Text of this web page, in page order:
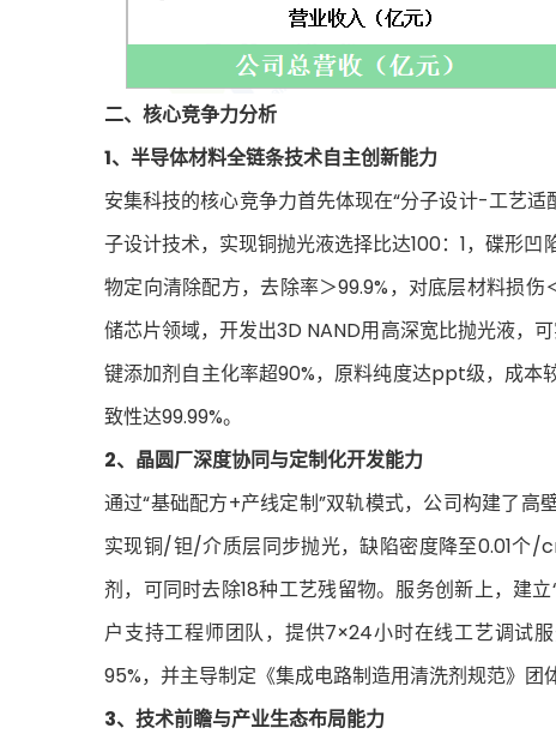
二、核心竞争力分析
1、半导体材料全链条技术自主创新能力
安集科技的核心竞争力首先体现在“分子设计-工艺
子设计技术，实现铜抛光液选择比达100：1，碟形
物定向清除配方，去除率＞99.9%，对底层材料损
储芯片领域，开发出3D NAND用高深宽比抛光液，
键添加剂自主化率超90%，原料纯度达ppt级，成本
致性达99.99%。
2、晶圆厂深度协同与定制化开发能力
通过“基础配方+产线定制”双轨模式，公司构建了高
实现铜/钽/介质层同步抛光，缺陷密度降至0.01个/
剂，可同时去除18种工艺残留物。服务创新上，建
户支持工程师团队，提供7×24小时在线工艺调试
95%，并主导制定《集成电路制造用清洗剂规范》团
3、技术前瞻与产业生态布局能力